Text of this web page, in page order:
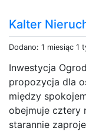
Kalter
Dodano: 1 miesiąc 1
Inwestycja
propozycja dla
między
obejmuje cztery
starannie